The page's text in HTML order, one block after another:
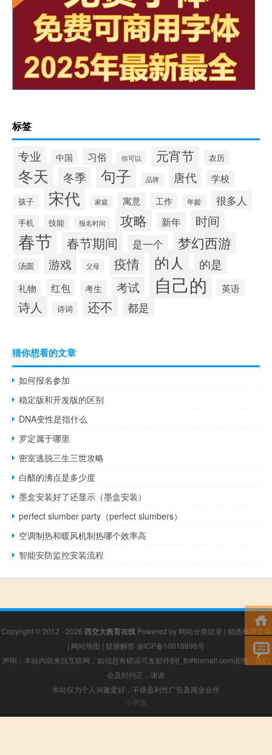
标签
专业 中国 习俗 你可以 元宵节 农历
冬天 冬季 句子 品牌 唐代 学校
孩子 宋代 家庭 寓意 工作 年龄 很多人
手机 技能 报名时间 攻略 新年 时间
春节 春节期间 是一个 梦幻西游
汤圆 游戏 父母 疫情 的人 的是
礼物 红包 考生 考试 自己的 英语
诗人 诗词 还不 都是
猜你想看的文章
如何报名参加
稳定版和开发版的区别
DNA变性是指什么
罗定属于哪里
密室逃脱三生三世攻略
白醋的沸点是多少度
墨盒安装好了还显示（墨盒安装）
perfect slumber party（perfect slumbers）
空调制热和暖风机制热哪个效率高
智能安防监控安装流程
Copyright © 2012 - 2026 西交大教育在线Powered by 网站分类目录 | 精选推荐文章
| 网站地图 | 疑难解答 渝ICP备10016896号
声明：本站内容来自互联网，如信息有错误可发邮件到f_fb#foxmail.com说明，我们
会及时纠正，谢谢
本站仅为个人兴趣爱好，不接盈利性广告及商业合作
小男孩